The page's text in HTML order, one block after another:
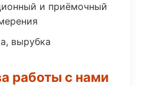
и приёмочный
вырубка
работы с нами